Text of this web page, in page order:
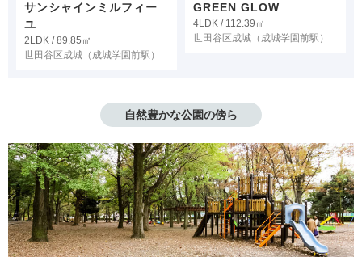
サンシャインミルフィー
ユ
2LDK / 89.85㎡
世田谷区成城 （成城学園前駅）
GREEN GLOW
4LDK / 112.39㎡
世田谷区成城 （成城学園前駅）
自然豊かな公園の傍ら